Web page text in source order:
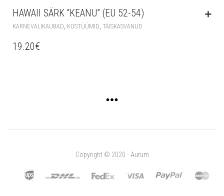
HAWAII SÄRK “KEANU” (EU 52-54)
KARNEVALIKAUBAD KOSTÜÜMID TÄISKASVANUD
19.20€
Copyright © 2020 - Aurum